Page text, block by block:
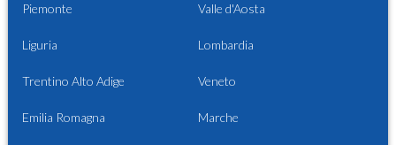
Piemonte Valle d'Aosta
Liguria Lombardia
Trentino Alto Adige Veneto
Emilia Romagna Marche